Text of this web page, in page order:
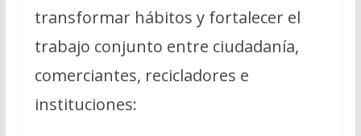
transformar hábitos y fortalecer el
trabajo conjunto entre ciudadanía,
comerciantes, recicladores e
instituciones: